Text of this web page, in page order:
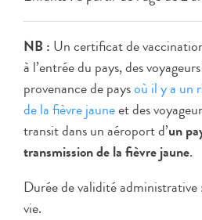
NB : Un certificat de
à l’entrée du pays, des
provenance de paysoù il y a un
de la fièvre jauneet des
transit dans un aéroport d’un
transmission de la fièvre jaune.
Durée de validité administrative
vie.